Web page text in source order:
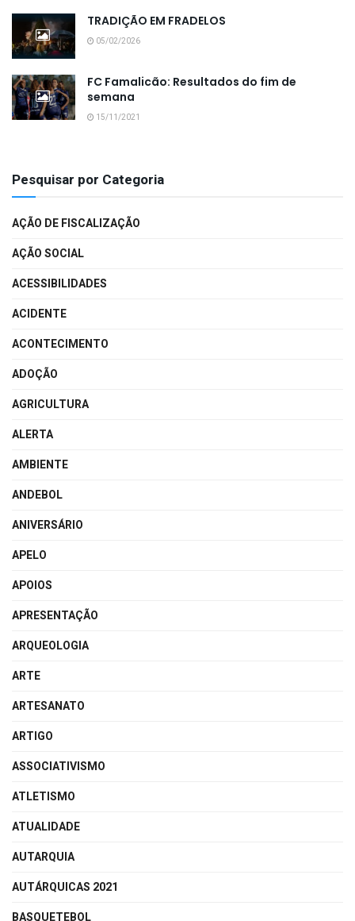
TRADIÇÃO EM FRADELOS
05/02/2026
FC Famalicão: Resultados do fim de
semana
15/11/2021
Pesquisar por Categoria
AÇÃO DE FISCALIZAÇÃO
AÇÃO SOCIAL
ACESSIBILIDADES
ACIDENTE
ACONTECIMENTO
ADOÇÃO
AGRICULTURA
ALERTA
AMBIENTE
ANDEBOL
ANIVERSÁRIO
APELO
APOIOS
APRESENTAÇÃO
ARQUEOLOGIA
ARTE
ARTESANATO
ARTIGO
ASSOCIATIVISMO
ATLETISMO
ATUALIDADE
AUTARQUIA
AUTÁRQUICAS 2021
BASQUETEBOL